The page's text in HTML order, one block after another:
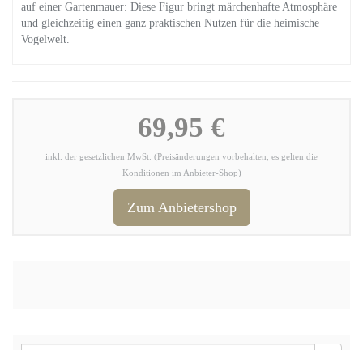
auf einer Gartenmauer: Diese Figur bringt märchenhafte Atmosphäre
und gleichzeitig einen ganz praktischen Nutzen für die heimische
Vogelwelt.
69,95 €
inkl. der gesetzlichen MwSt. (Preisänderungen vorbehalten, es gelten die
Konditionen im Anbieter-Shop)
Zum Anbietershop